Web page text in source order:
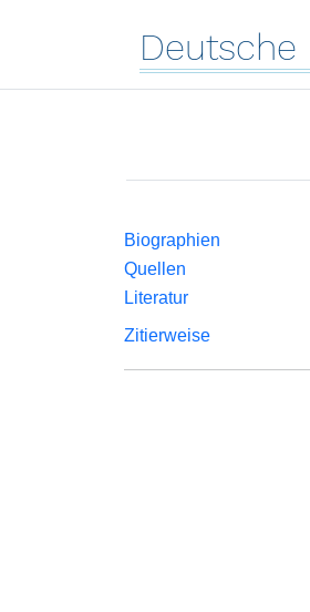
Deutsche
Biographien
Quellen
Literatur
Zitierweise